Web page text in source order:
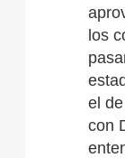
los
el
con